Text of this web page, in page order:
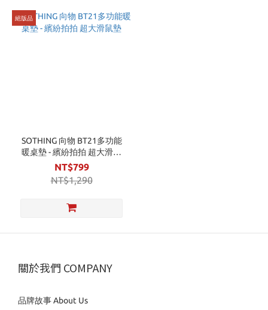
絕版品
SOTHING 向物 BT21多功能
暖桌墊 - 繽紛拍拍 超大滑鼠
墊
NT$799
NT$1,290
關於我們 COMPANY
品牌故事 About Us